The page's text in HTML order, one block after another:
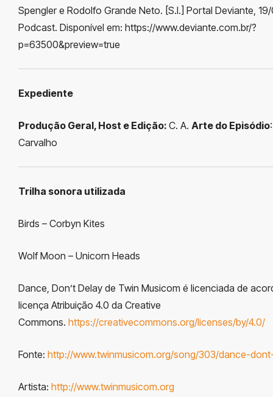
Spengler e Rodolfo Grande Neto. [S.l.] Portal Deviante,
Podcast. Disponível em: https://www.deviante.com.br/?
p=63500&preview=true
Expediente
Produção Geral, Host e Edição: C. A. Arte do Episódio
Carvalho
Trilha sonora utilizada
Birds – Corbyn Kites
Wolf Moon – Unicorn Heads
Dance, Don’t Delay de Twin Musicom é licenciada de
licença Atribuição 4.0 da Creative
Commons. https://creativecommons.org/licenses/by/4.0/
Fonte: http://www.twinmusicom.org/song/303/dance-
Artista: http://www.twinmusicom.org